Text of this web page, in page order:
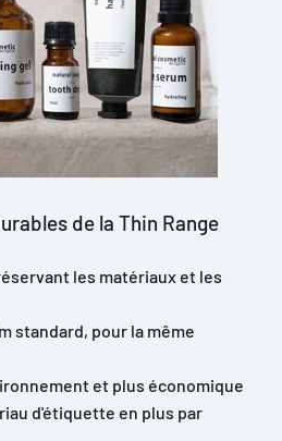
de la Thin Range
les matériaux et les
standard, pour la même
et plus économique
d'étiquette en plus par